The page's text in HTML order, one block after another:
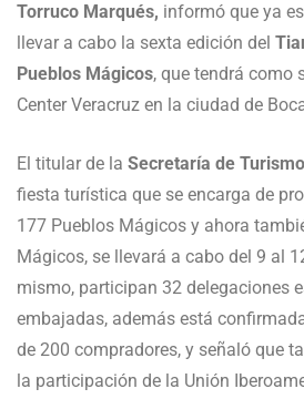
Torruco Marqués, informó que ya
llevar a cabo la sexta edición del
Pueblos Mágicos, que tendrá como
Center Veracruz en la ciudad de
El titular de la Secretaría de Turismo
fiesta turística que se encarga de
177 Pueblos Mágicos y ahora
Mágicos, se llevará a cabo del 9 al
mismo, participan 32 delegaciones
embajadas, además está
de 200 compradores, y señaló que
la participación de la Unión